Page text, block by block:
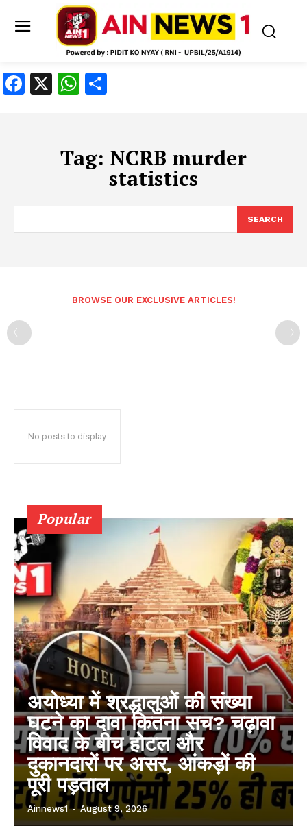
Facebook
X WhatsApp
Tag: NCRB murder
statistics
SEARCH
BROWSE OUR EXCLUSIVE ARTICLES!
No posts to display
Popular
अयोध्या में श्रद्धालुओं की संख्या
घटने का दावा कितना सच? चढ़ावा
विवाद के बीच होटल और
दुकानदारों पर असर, आंकड़ों की
पूरी पड़ताल
Ainnews1 - August 9, 2026